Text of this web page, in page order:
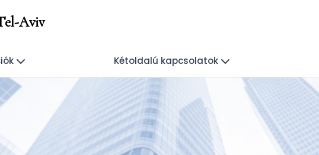
Aviv
Kétoldalú kapcsolatok